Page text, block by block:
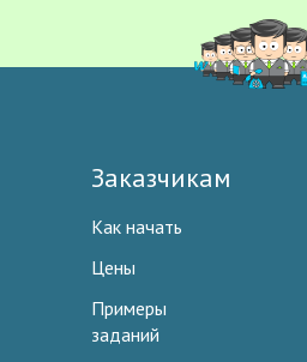
Заказчикам
Как начать
Цены
Примеры
заданий